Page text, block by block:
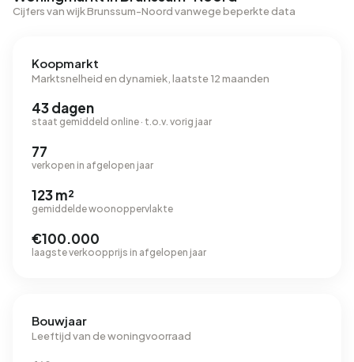
Cijfers van wijk Brunssum-Noord vanwege beperkte data
Koopmarkt
Marktsnelheid en dynamiek, laatste 12 maanden
43 dagen
staat gemiddeld online · t.o.v. vorig jaar
77
verkopen in afgelopen jaar
123 m²
gemiddelde woonoppervlakte
€100.000
laagste verkoopprijs in afgelopen jaar
Bouwjaar
Leeftijd van de woningvoorraad